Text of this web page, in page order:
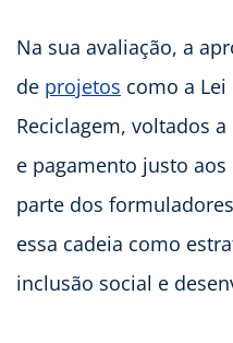
Na sua avaliação, a
de projetos como a
Reciclagem, voltados
e pagamento justo
parte dos
essa cadeia como
inclusão social e